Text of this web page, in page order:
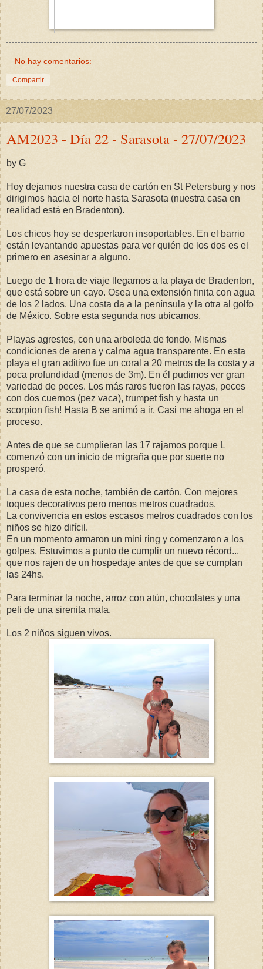
No hay comentarios:
Compartir
27/07/2023
AM2023 - Día 22 - Sarasota - 27/07/2023
by G
Hoy dejamos nuestra casa de cartón en St Petersburg y nos
dirigimos hacia el norte hasta Sarasota (nuestra casa en
realidad está en Bradenton).
Los chicos hoy se despertaron insoportables. En el barrio
están levantando apuestas para ver quién de los dos es el
primero en asesinar a alguno.
Luego de 1 hora de viaje llegamos a la playa de Bradenton,
que está sobre un cayo. Osea una extensión finita con agua
de los 2 lados. Una costa da a la península y la otra al golfo
de México. Sobre esta segunda nos ubicamos.
Playas agrestes, con una arboleda de fondo. Mismas
condiciones de arena y calma agua transparente. En esta
playa el gran aditivo fue un coral a 20 metros de la costa y a
poca profundidad (menos de 3m). En él pudimos ver gran
variedad de peces. Los más raros fueron las rayas, peces
con dos cuernos (pez vaca), trumpet fish y hasta un
scorpion fish! Hasta B se animó a ir. Casi me ahoga en el
proceso.
Antes de que se cumplieran las 17 rajamos porque L
comenzó con un inicio de migraña que por suerte no
prosperó.
La casa de esta noche, también de cartón. Con mejores
toques decorativos pero menos metros cuadrados.
La convivencia en estos escasos metros cuadrados con los
niños se hizo difícil.
En un momento armaron un mini ring y comenzaron a los
golpes. Estuvimos a punto de cumplir un nuevo récord...
que nos rajen de un hospedaje antes de que se cumplan
las 24hs.
Para terminar la noche, arroz con atún, chocolates y una
peli de una sirenita mala.
Los 2 niños siguen vivos.